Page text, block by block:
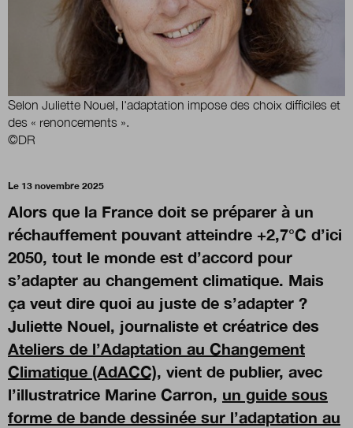
Nous suivre sur Twittersur
Selon Juliette Nouel, l'adaptation impose des choix difficiles et
des « renoncements ».
©DR
Le 13 novembre 2025
Alors que la France doit se préparer à un
réchauffement pouvant atteindre +2,7°C d’ici
2050, tout le monde est d’accord pour
s’adapter au changement climatique. Mais
ça veut dire quoi au juste de s’adapter ?
Juliette Nouel, journaliste et créatrice des
Ateliers de l’Adaptation au Changement
Climatique (AdACC), vient de publier, avec
l’illustratrice Marine Carron, un guide sous
forme de bande dessinée sur l’adaptation au